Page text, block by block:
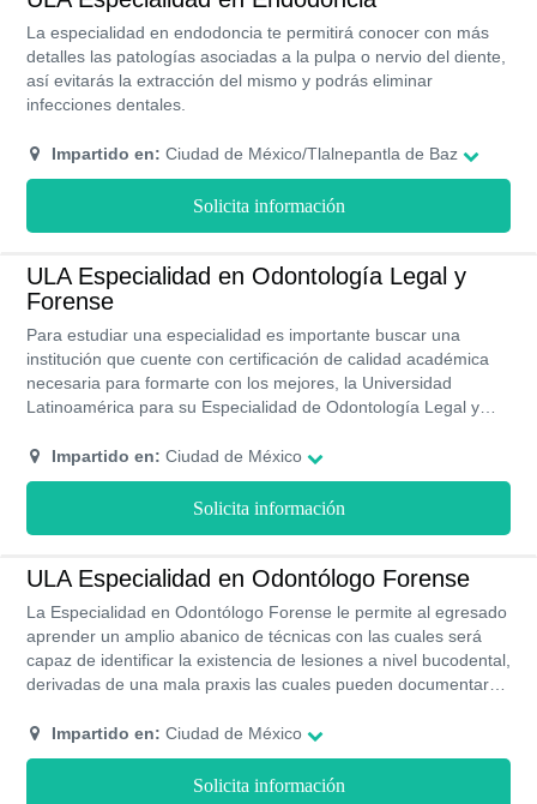
La especialidad en endodoncia te permitirá conocer con más
detalles las patologías asociadas a la pulpa o nervio del diente,
así evitarás la extracción del mismo y podrás eliminar
infecciones dentales.
Impartido en: Ciudad de México/Tlalnepantla de Baz
Solicita información
ULA Especialidad en Odontología Legal y
Forense
Para estudiar una especialidad es importante buscar una
institución que cuente con certificación de calidad académica
necesaria para formarte con los mejores, la Universidad
Latinoamérica para su Especialidad de Odontología Legal y
diferentes materias, cuenta con acreditación lisa y llana emitida
por la FYMES, y sus instalaciones se encuentran dotadas de
modernas herramientas para que puedas realizar las practicas
necesarias que te conviertan en un profesional con un
Impartido en: Ciudad de México
Solicita información
ULA Especialidad en Odontólogo Forense
La Especialidad en Odontólogo Forense le permite al egresado
aprender un amplio abanico de técnicas con las cuales será
capaz de identificar la existencia de lesiones a nivel bucodental,
derivadas de una mala praxis las cuales pueden documentarse
parte fundamental al ser presentadas como evidencia ante la
justicia.
Impartido en: Ciudad de México
Solicita información